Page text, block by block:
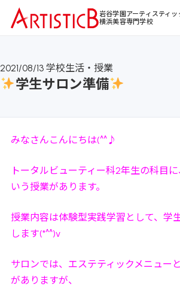
岩谷学園アーティスティッ
横浜美容専門学校
2021/08/13 学校生活・授業
学生サロン準備
みなさんこんにちは(^^♪
トータルビューティー科2年生の科目
いう授業があります。
授業内容は体験型実践学習として、学
します(*^^)v
サロンでは、エステティックメニュー
がありますが、